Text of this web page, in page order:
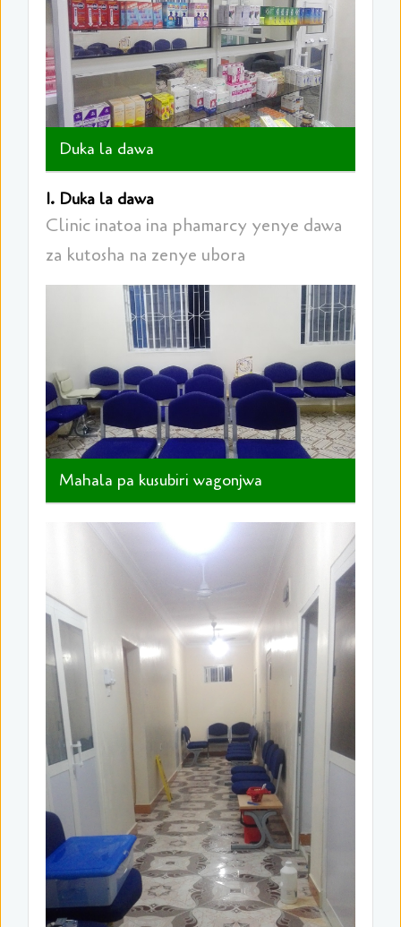
Duka la dawa
1. Duka la dawa
Clinic inatoa ina phamarcy yenye dawa
za kutosha na zenye ubora
Mahala pa kusubiri wagonjwa